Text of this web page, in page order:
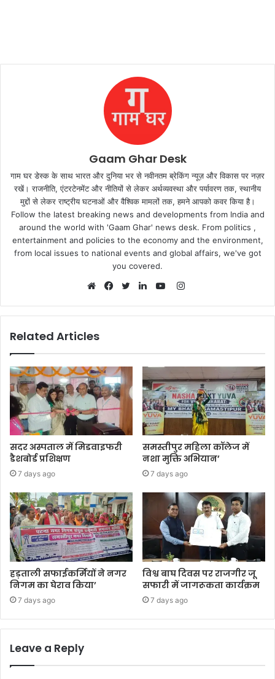
Gaam Ghar Desk
गाम घर डेस्क के साथ भारत और दुनिया भर से नवीनतम ब्रेकिंग न्यूज़ और विकास पर नज़र
रखें। राजनीति, एंटरटेनमेंट और नीतियों से लेकर अर्थव्यवस्था और पर्यावरण तक, स्थानीय
मुद्दों से लेकर राष्ट्रीय घटनाओं और वैश्विक मामलों तक, हमने आपको कवर किया है।
Follow the latest breaking news and developments from India and
around the world with 'Gaam Ghar' news desk. From politics ,
entertainment and policies to the economy and the environment,
from local issues to national events and global affairs, we've got
you covered.
Instagram
Related Articles
सदर अस्पताल में मिडवाइफरी
डैशबोर्ड प्रशिक्षण
7 days ago
समस्तीपुर महिला कॉलेज में
नशा मुक्ति अभियान’
7 days ago
हड़ताली सफाईकर्मियों ने नगर
निगम का घेराव किया’
7 days ago
विश्व बाघ दिवस पर राजगीर जू
सफारी में जागरूकता कार्यक्रम
7 days ago
Leave a Reply